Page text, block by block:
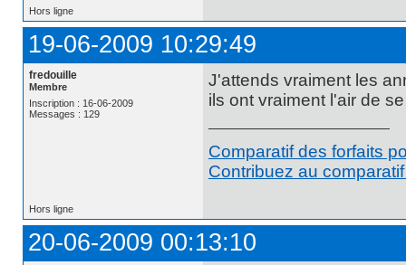
Hors ligne
19-06-2009 10:29:49
fredouille
Membre
Inscription : 16-06-2009
Messages : 129
J'attends vraiment les
ils ont vraiment l'air de
Comparatif des forfaits
Contribuez au
Hors ligne
20-06-2009 00:13:10